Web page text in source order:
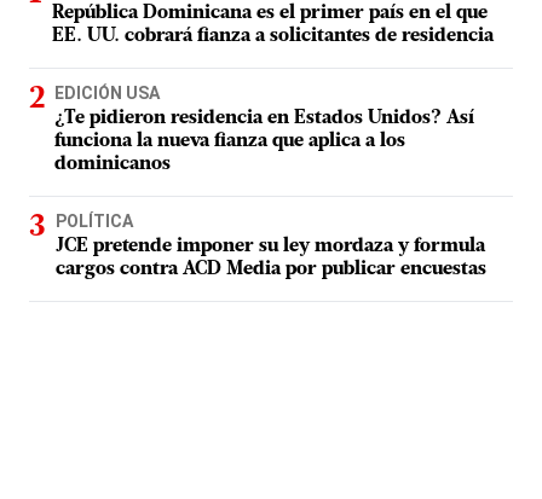
República Dominicana es el primer país en el que
EE. UU. cobrará fianza a solicitantes de residencia
EDICIÓN USA
¿Te pidieron residencia en Estados Unidos? Así
funciona la nueva fianza que aplica a los
dominicanos
POLÍTICA
JCE pretende imponer su ley mordaza y formula
cargos contra ACD Media por publicar encuestas